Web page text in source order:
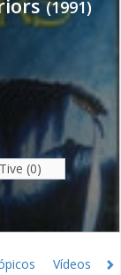
(1991)
Tive (0)
Vídeos